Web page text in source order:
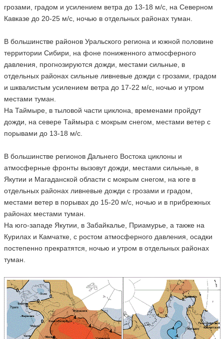
грозами, градом и усилением ветра до 13-18 м/с, на Северном
Кавказе до 20-25 м/с, ночью в отдельных районах туман.
В большинстве районов Уральского региона и южной половине
территории Сибири, на фоне пониженного атмосферного
давления, прогнозируются дожди, местами сильные, в
отдельных районах сильные ливневые дожди с грозами, градом
и шквалистым усилением ветра до 17-22 м/с, ночью и утром
местами туман.
На Таймыре, в тыловой части циклона, временами пройдут
дожди, на севере Таймыра с мокрым снегом, местами ветер с
порывами до 13-18 м/с.
В большинстве регионов Дальнего Востока циклоны и
атмосферные фронты вызовут дожди, местами сильные, в
Якутии и Магаданской области с мокрым снегом, на юге в
отдельных районах ливневые дожди с грозами и градом,
местами ветер в порывах до 15-20 м/с, ночью и в прибрежных
районах местами туман.
На юго-западе Якутии, в Забайкалье, Приамурье, а также на
Курилах и Камчатке, с ростом атмосферного давления, осадки
постепенно прекратятся, ночью и утром в отдельных районах
туман.